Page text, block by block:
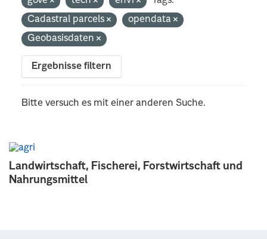
Landwirtschaft, Fischerei, Forstwirtschaft und
Nahrungsmittel
Cadastral parcels
opendata
Geobasisdaten
Ergebnisse filtern
Bitte versuch es mit einer anderen Suche.